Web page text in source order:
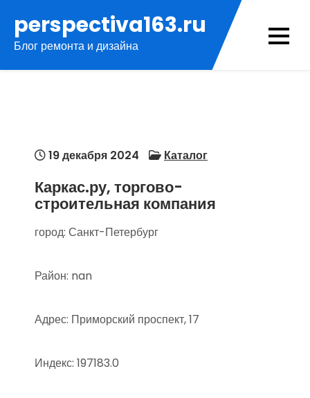
содержимому
perspectiva163.ru
Блог ремонта и дизайна
19 декабря 2024 Каталог
Каркас.ру, торгово-
строительная компания
город: Санкт-Петербург
Район: nan
Адрес: Приморский проспект, 17
Индекс: 197183.0